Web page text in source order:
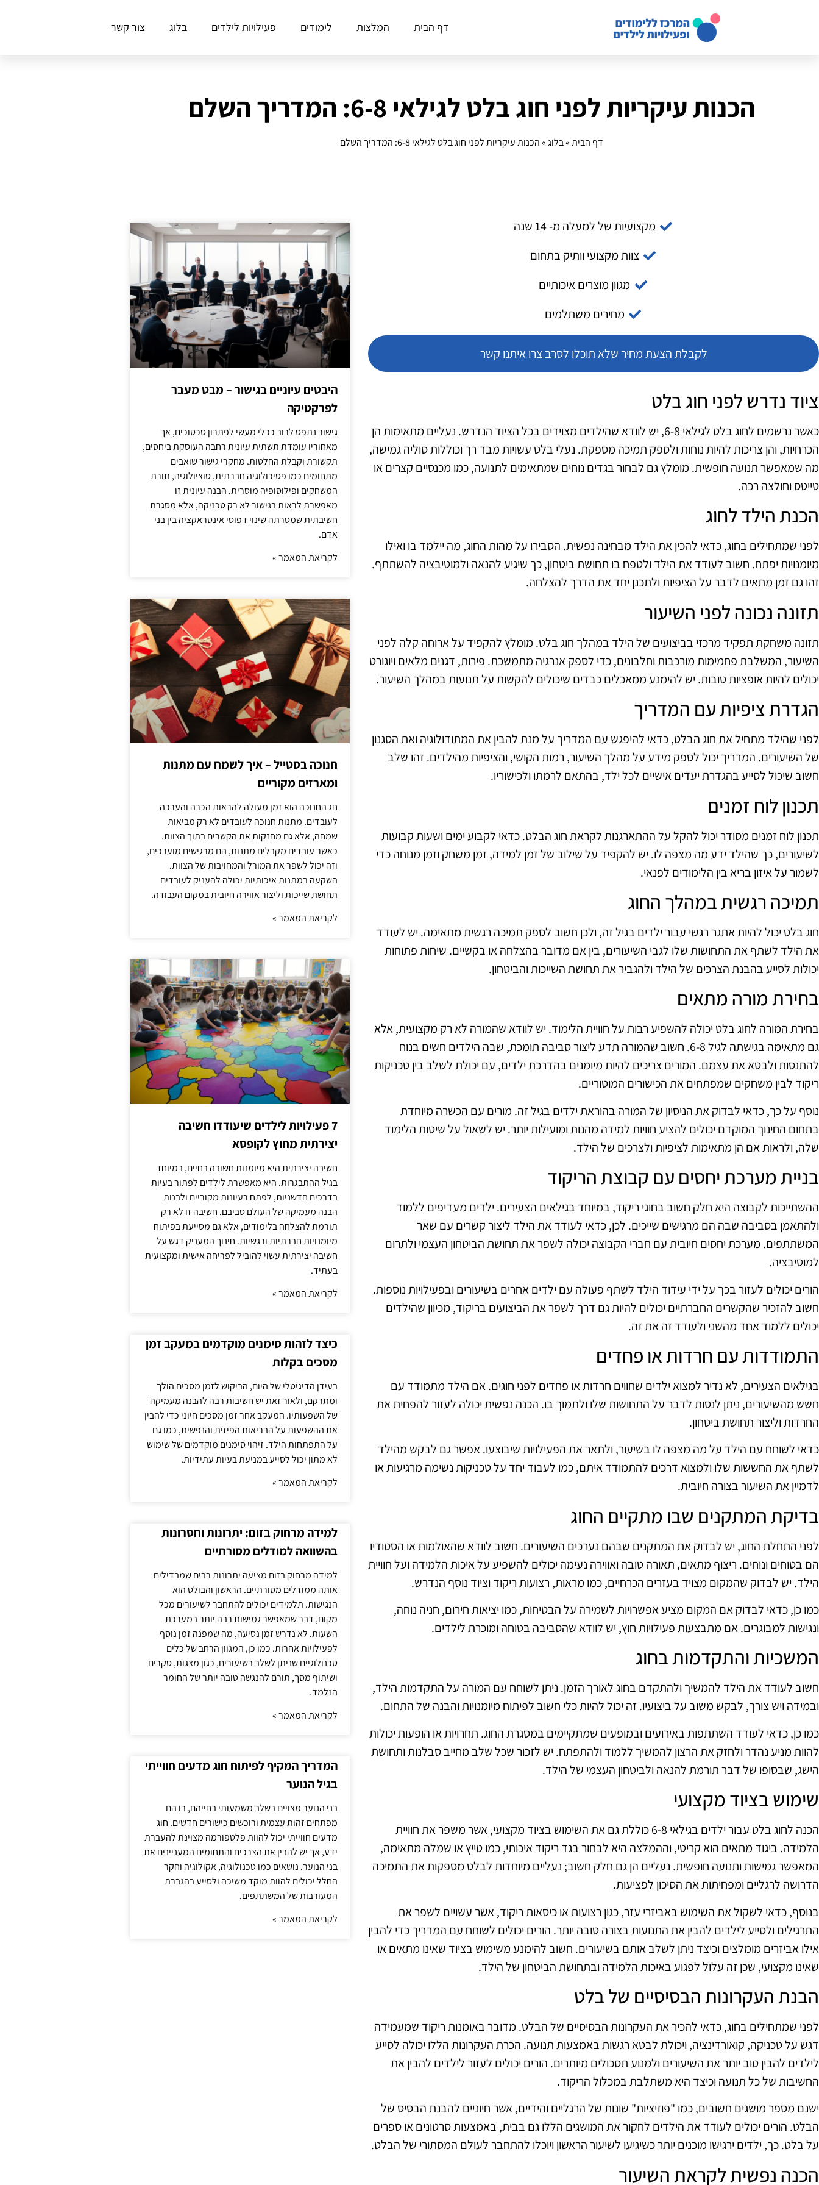
דף הבית המלצות לימודים פעילויות לילדים בלוג צור קשר
הכנות עיקריות לפני חוג בלט לגילאי 6-8: המדריך השלם
דף הבית»בלוג»הכנות עיקריות לפני חוג בלט לגילאי 6-8: המדריך השלם
מקצועיות של למעלה מ- 14 שנה
צוות מקצועי וותיק בתחום
מגוון מוצרים איכותיים
מחירים משתלמים
לקבלת הצעת מחיר שלא תוכלו לסרב צרו איתנו קשר
ציוד נדרש לפני חוג בלט
כאשר נרשמים לחוג בלט לגילאי 6-8, יש לוודא שהילדים מצוידים בכל הציוד הנדרש. נעליים מתאימות הן
הכרחיות, והן צריכות להיות נוחות ולספק תמיכה מספקת. נעלי בלט עשויות מבד רך וכוללות סוליה גמישה,
מה שמאפשר תנועה חופשית. מומלץ גם לבחור בגדים נוחים שמתאימים לתנועה, כמו מכנסיים קצרים או
טייטס וחולצה רכה.
הכנת הילד לחוג
לפני שמתחילים בחוג, כדאי להכין את הילד מבחינה נפשית. הסבירו על מהות החוג, מה יילמד בו ואילו
מיומנויות יפתח. חשוב לעודד את הילד ולטפח בו תחושת ביטחון, כך שיגיע להנאה ולמוטיבציה להשתתף.
זהו גם זמן מתאים לדבר על הציפיות ולתכנן יחד את הדרך להצלחה.
תזונה נכונה לפני השיעור
תזונה משחקת תפקיד מרכזי בביצועים של הילד במהלך חוג בלט. מומלץ להקפיד על ארוחה קלה לפני
השיעור, המשלבת פחמימות מורכבות וחלבונים, כדי לספק אנרגיה מתמשכת. פירות, דגנים מלאים ויוגורט
יכולים להיות אופציות טובות. יש להימנע ממאכלים כבדים שיכולים להקשות על תנועות במהלך השיעור.
הגדרת ציפיות עם המדריך
לפני שהילד מתחיל את חוג הבלט, כדאי להיפגש עם המדריך על מנת להבין את המתודולוגיה ואת הסגנון
של השיעורים. המדריך יכול לספק מידע על מהלך השיעור, רמות הקושי, והציפיות מהילדים. זהו שלב
חשוב שיכול לסייע בהגדרת יעדים אישיים לכל ילד, בהתאם לרמתו ולכישוריו.
תכנון לוח זמנים
תכנון לוח זמנים מסודר יכול להקל על ההתארגנות לקראת חוג הבלט. כדאי לקבוע ימים ושעות קבועות
לשיעורים, כך שהילד ידע מה מצפה לו. יש להקפיד על שילוב של זמן למידה, זמן משחק וזמן מנוחה כדי
לשמור על איזון בריא בין הלימודים לפנאי.
תמיכה רגשית במהלך החוג
חוג בלט יכול להיות אתגר רגשי עבור ילדים בגיל זה, ולכן חשוב לספק תמיכה רגשית מתאימה. יש לעודד
את הילד לשתף את התחושות שלו לגבי השיעורים, בין אם מדובר בהצלחה או בקשיים. שיחות פתוחות
יכולות לסייע בהבנת הצרכים של הילד ולהגביר את תחושת השייכות והביטחון.
בחירת מורה מתאים
בחירת המורה לחוג בלט יכולה להשפיע רבות על חוויית הלימוד. יש לוודא שהמורה לא רק מקצועית, אלא
גם מתאימה בגישתה לגיל 6-8. חשוב שהמורה תדע ליצור סביבה תומכת, שבה הילדים חשים בנוח
להתנסות ולבטא את עצמם. המורים צריכים להיות מיומנים בהדרכת ילדים, עם יכולת לשלב בין טכניקות
ריקוד לבין משחקים שמפתחים את הכישורים המוטוריים.
נוסף על כך, כדאי לבדוק את הניסיון של המורה בהוראת ילדים בגיל זה. מורים עם הכשרה מיוחדת
בתחום החינוך המוקדם יכולים להציע חוויות למידה מהנות ומועילות יותר. יש לשאול על שיטות הלימוד
שלה, ולראות אם הן מתאימות לציפיות ולצרכים של הילד.
בניית מערכת יחסים עם קבוצת הריקוד
ההשתייכות לקבוצה היא חלק חשוב בחוגי ריקוד, במיוחד בגילאים הצעירים. ילדים מעדיפים ללמוד
ולהתאמן בסביבה שבה הם מרגישים שייכים. לכן, כדאי לעודד את הילד ליצור קשרים עם שאר
המשתתפים. מערכת יחסים חיובית עם חברי הקבוצה יכולה לשפר את תחושת הביטחון העצמי ולתרום
למוטיבציה.
הורים יכולים לעזור בכך על ידי עידוד הילד לשתף פעולה עם ילדים אחרים בשיעורים ובפעילויות נוספות.
חשוב להזכיר שהקשרים החברתיים יכולים להיות גם דרך לשפר את הביצועים בריקוד, מכיוון שהילדים
יכולים ללמוד אחד מהשני ולעודד זה את זה.
התמודדות עם חרדות או פחדים
בגילאים הצעירים, לא נדיר למצוא ילדים שחווים חרדות או פחדים לפני חוגים. אם הילד מתמודד עם
חשש מהשיעורים, ניתן לנסות לדבר על התחושות שלו ולתמוך בו. הכנה נפשית יכולה לעזור להפחית את
החרדות וליצור תחושת ביטחון.
כדאי לשוחח עם הילד על מה מצפה לו בשיעור, ולתאר את הפעילויות שיבוצעו. אפשר גם לבקש מהילד
לשתף את החששות שלו ולמצוא דרכים להתמודד איתם, כמו לעבוד יחד על טכניקות נשימה מרגיעות או
לדמיין את השיעור בצורה חיובית.
בדיקת המתקנים שבו מתקיים החוג
לפני התחלת החוג, יש לבדוק את המתקנים שבהם נערכים השיעורים. חשוב לוודא שהאולמות או הסטודיו
הם בטוחים ונוחים. ריצוף מתאים, תאורה טובה ואווירה נעימה יכולים להשפיע על איכות הלמידה ועל חוויית
הילד. יש לבדוק שהמקום מצויד בעזרים הכרחיים, כמו מראות, רצועות ריקוד וציוד נוסף הנדרש.
כמו כן, כדאי לבדוק אם המקום מציע אפשרויות לשמירה על הבטיחות, כמו יציאות חירום, חניה נוחה,
ונגישות למבוגרים. אם מתבצעות פעילויות חוץ, יש לוודא שהסביבה בטוחה ומוכרת לילדים.
המשכיות והתקדמות בחוג
חשוב לעודד את הילד להמשיך ולהתקדם בחוג לאורך הזמן. ניתן לשוחח עם המורה על התקדמות הילד,
ובמידה ויש צורך, לבקש משוב על ביצועיו. זה יכול להיות כלי חשוב לפיתוח מיומנויות והבנה של התחום.
כמו כן, כדאי לעודד השתתפות באירועים ובמופעים שמתקיימים במסגרת החוג. תחרויות או הופעות יכולות
להוות מניע נהדר ולחזק את הרצון להמשיך ללמוד ולהתפתח. יש לזכור שכל שלב מחייב סבלנות ותחושת
הישג, שבסופו של דבר תורמת להנאה ולביטחון העצמי של הילד.
שימוש בציוד מקצועי
הכנה לחוג בלט עבור ילדים בגילאי 6-8 כוללת גם את השימוש בציוד מקצועי, אשר משפר את חוויית
הלמידה. ביגוד מתאים הוא קריטי, וההמלצה היא לבחור בגד ריקוד איכותי, כמו טייץ או שמלה מתאימה,
המאפשר גמישות ותנועה חופשית. נעליים הן גם חלק חשוב; נעליים מיוחדות לבלט מספקות את התמיכה
הדרושה לרגליים ומפחיתות את הסיכון לפציעות.
בנוסף, כדאי לשקול את השימוש באביזרי עזר, כגון רצועות או כיסאות ריקוד, אשר עשויים לשפר את
התרגילים ולסייע לילדים להבין את התנועות בצורה טובה יותר. הורים יכולים לשוחח עם המדריך כדי להבין
אילו אביזרים מומלצים וכיצד ניתן לשלב אותם בשיעורים. חשוב להימנע משימוש בציוד שאינו מתאים או
שאינו מקצועי, שכן זה עלול לפגוע באיכות הלמידה ובתחושת הביטחון של הילד.
הבנת העקרונות הבסיסיים של בלט
לפני שמתחילים בחוג, כדאי להכיר את העקרונות הבסיסיים של הבלט. מדובר באומנות ריקוד שמעמידה
דגש על טכניקה, קואורדינציה, ויכולת לבטא רגשות באמצעות תנועה. הכרת העקרונות הללו יכולה לסייע
לילדים להבין טוב יותר את השיעורים ולמנוע תסכולים מיותרים. הורים יכולים לעזור לילדים להבין את
החשיבות של כל תנועה וכיצד היא משתלבת במכלול הריקוד.
ישנם מספר מושגים חשובים, כמו "פוזיציות" שונות של הרגליים והידיים, אשר חיוניים להבנת הבסיס של
הבלט. הורים יכולים לעודד את הילדים לחקור את המושגים הללו גם בבית, באמצעות סרטונים או ספרים
על בלט. כך, ילדים ירגישו מוכנים יותר כשיגיעו לשיעור הראשון ויוכלו להתחבר לעולם המסתורי של הבלט.
הכנה נפשית לקראת השיעור
היבטים עיוניים בגישור – מבט מעבר
לפרקטיקה
גישור נתפס לרוב ככלי מעשי לפתרון סכסוכים, אך
מאחוריו עומדת תשתית עיונית רחבה העוסקת ביחסים,
תקשורת וקבלת החלטות. מחקרי גישור שואבים
מתחומים כמו פסיכולוגיה חברתית, סוציולוגיה, תורת
המשחקים ופילוסופיה מוסרית. הבנה עיונית זו
מאפשרת לראות בגישור לא רק טכניקה, אלא מסגרת
חשיבתית שמטרתה שינוי דפוסי אינטראקציה בין בני
אדם.
לקריאת המאמר »
חנוכה בסטייל – איך לשמח עם מתנות
ומארזים מקוריים
חג החנוכה הוא זמן מעולה להראות הכרה והערכה
לעובדים. מתנות חנוכה לעובדים לא רק מביאות
שמחה, אלא גם מחזקות את הקשרים בתוך הצוות.
כאשר עובדים מקבלים מתנות, הם מרגישים מוערכים,
וזה יכול לשפר את המורל והמחויבות של הצוות.
השקעה במתנות איכותיות יכולה להעניק לעובדים
תחושת שייכות וליצור אווירה חיובית במקום העבודה.
לקריאת המאמר »
7 פעילויות לילדים שיעודדו חשיבה
יצירתית מחוץ לקופסא
חשיבה יצירתית היא מיומנות חשובה בחיים, במיוחד
בגיל ההתבגרות. היא מאפשרת לילדים לפתור בעיות
בדרכים חדשניות, לפתח רעיונות מקוריים ולבנות
הבנה מעמיקה של העולם סביבם. חשיבה זו לא רק
תורמת להצלחה בלימודים, אלא גם מסייעת בפיתוח
מיומנויות חברתיות ורגשיות. חינוך המעניק דגש על
חשיבה יצירתית עשוי להוביל לפריחה אישית ומקצועית
בעתיד.
לקריאת המאמר »
כיצד לזהות סימנים מוקדמים במעקב זמן
מסכים בקלות
בעידן הדיגיטלי של היום, הביקוש לזמן מסכים הולך
ומתרקם, ולאור זאת יש חשיבות רבה להבנה מעמיקה
של השפעותיו. המעקב אחר זמן מסכים חיוני כדי להבין
את ההשפעות על הבריאות הפיזית והנפשית, כמו גם
על התפתחות הילד. זיהוי סימנים מוקדמים של שימוש
לא מתון יכול לסייע במניעת בעיות עתידיות.
לקריאת המאמר »
למידה מרחוק בזום: יתרונות וחסרונות
בהשוואה למודלים מסורתיים
למידה מרחוק בזום מציעה יתרונות רבים שמבדילים
אותה ממודלים מסורתיים. הראשון והבולט הוא
הנגישות. תלמידים יכולים להתחבר לשיעורים מכל
מקום, דבר שמאפשר גמישות רבה יותר במערכת
השעות. לא נדרש זמן נסיעה, מה שמפנה זמן נוסף
לפעילויות אחרות. כמו כן, המגוון הרחב של כלים
טכנולוגיים שניתן לשלב בשיעורים, כגון מצגות, סקרים
ושיתוף מסך, תורם להנגשה טובה יותר של החומר
הנלמד.
לקריאת המאמר »
המדריך המקיף לפיתוח חוג מדעים חווייתי
בגיל הנוער
בני הנוער מצויים בשלב משמעותי בחייהם, בו הם
מפתחים זהות עצמית ורוכשים כישורים חדשים. חוג
מדעים חווייתי יכול להוות פלטפורמה מצוינת להעברת
ידע, אך יש להבין את הצרכים והתחומים המעניינים את
בני הנוער. נושאים כמו טכנולוגיה, אקולוגיה וחקר
החלל יכולים להוות מוקד משיכה ולסייע בהגברת
המעורבות של המשתתפים.
לקריאת המאמר »